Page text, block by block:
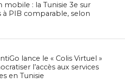
mobile : la Tunisie 3e sur
à PIB comparable, selon
lance le « Colis Virtuel »
l’accès aux services
en Tunisie